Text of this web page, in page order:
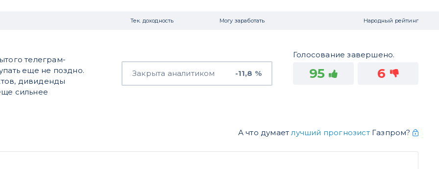
Тек. доходность Могу заработать Народный рейтинг
телеграм-
еще не поздно.
дивиденды
сильнее
Закрыта аналитиком -11,8 %
Голосование завершено.
95 6
А что думает лучший прогнозистГазпром?